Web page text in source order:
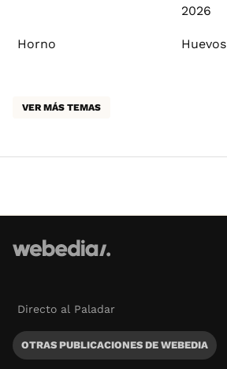
2026
Horno Huevos
VER MÁS TEMAS
Directo al Paladar
OTRAS PUBLICACIONES DE WEBEDIA